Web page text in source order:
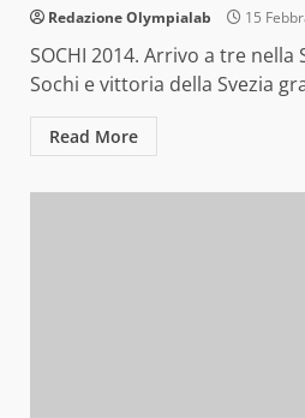
Redazione Olympialab 15
SOCHI 2014. Arrivo a tre
Sochi e vittoria della Svezia
Read More